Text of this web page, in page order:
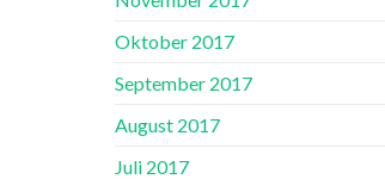
Oktober 2017
September 2017
August 2017
Juli 2017